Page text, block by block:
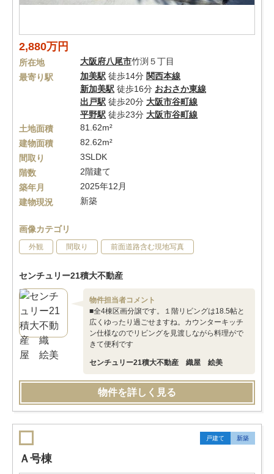
2,880万円
所在地 大阪府八尾市竹渕５丁目
最寄り駅
加美駅 徒歩14分 関西本線
新加美駅 徒歩16分 おおさか東線
出戸駅 徒歩20分 大阪市谷町線
平野駅 徒歩23分 大阪市谷町線
土地面積
81.62m²
建物面積
82.62m²
間取り
3SLDK
階数
2階建て
築年月
2025年12月
建物現況
新築
画像カテゴリ
外観 間取り 前面道路含む現地写真
センチュリー21積大不動産
物件担当者コメント
■全4棟区画分譲です。１階リビングは18.5帖と
広くゆったり過ごせますね。カウンターキッチ
ン仕様なのでリビングを見渡しながら料理がで
きて便利です
センチュリー21積大不動産 織屋 絵美
物件を詳しく見る
戸建て 新築
Ａ号棟